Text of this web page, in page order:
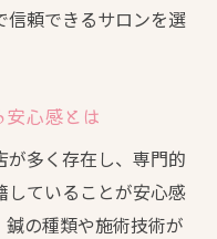
めポイント
分けるポイント
すべき情報源とは
心を得る方法
体験談活用術
信頼できるサロンを選
心感とは
が多く存在し、専門的
していることが安心感
の種類や施術技術が